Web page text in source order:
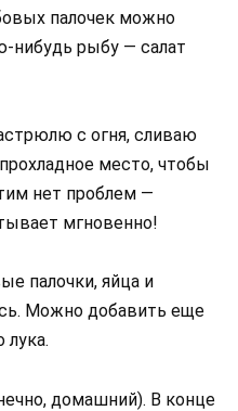
палочек можно
нибудь рыбу — салат
с огня, сливаю
место, чтобы
нет проблем —
мгновенно!
палочки, яйца и
Можно добавить еще
лука.
домашний). В конце